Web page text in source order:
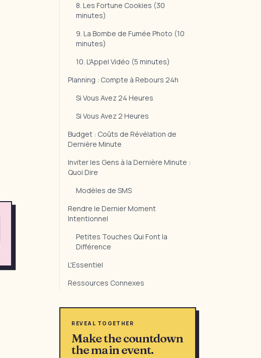
8. Les Fortune Cookies (30
minutes)
9. La Bombe de Fumée Photo (10
minutes)
10. L'Appel Vidéo (5 minutes)
Planning : Compte à Rebours 24h
Si Vous Avez 24 Heures
Si Vous Avez 2 Heures
Budget : Coûts de Révélation de
Dernière Minute
Inviter les Gens à la Dernière Minute :
Quoi Dire
Modèles de SMS
Rendre le Dernier Moment
Intentionnel
Petites Touches Qui Font la
Différence
L'Essentiel
Ressources Connexes
REVEAL TOGETHER
Make the countdown
the main event.